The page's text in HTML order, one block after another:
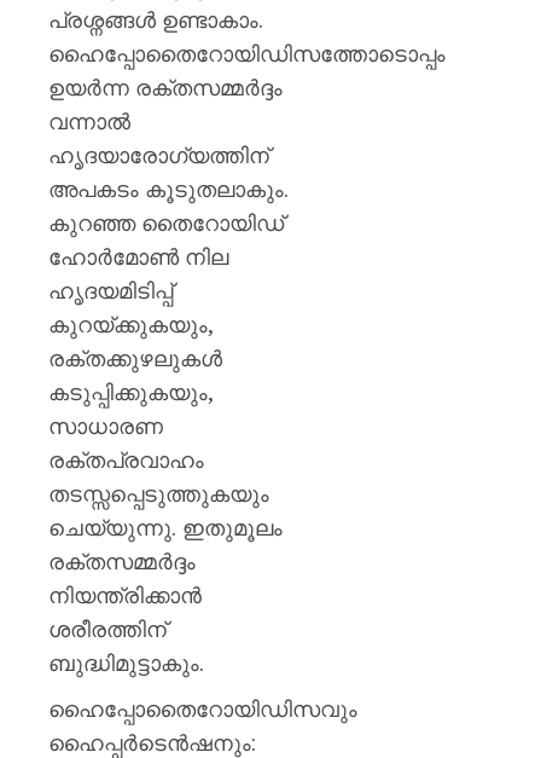
പ്രശ്നങ്ങൾ ഉണ്ടാകാം.
ഹൈപ്പോതൈറോയിഡിസത്തോടൊപ്പം
ഉയർന്ന രക്തസമ്മർദ്ദം
വന്നാൽ
ഹൃദയാരോഗ്യത്തിന്
അപകടം കൂടുതലാകും.
കുറഞ്ഞ തൈറോയിഡ്
ഹോർമോൺ നില
ഹൃദയമിടിപ്പ്
കുറയ്ക്കുകയും,
രക്തക്കുഴലുകൾ
കടുപ്പിക്കുകയും,
സാധാരണ
രക്തപ്രവാഹം
തടസ്സപ്പെടുത്തുകയും
ചെയ്യുന്നു. ഇതുമൂലം
രക്തസമ്മർദ്ദം
നിയന്ത്രിക്കാൻ
ശരീരത്തിന്
ബുദ്ധിമുട്ടാകും.
ഹൈപ്പോതൈറോയിഡിസവും
ഹൈപ്പർടെൻഷനും: